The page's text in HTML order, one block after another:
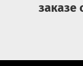
заказе